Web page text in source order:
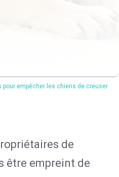
pour empêcher les chiens de creuser
de
être empreint de